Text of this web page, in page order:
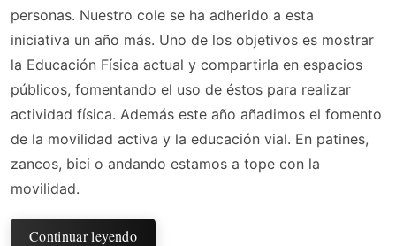
personas. Nuestro cole se ha adherido a esta
iniciativa un año más. Uno de los objetivos es mostrar
la Educación Física actual y compartirla en espacios
públicos, fomentando el uso de éstos para realizar
actividad física. Además este año añadimos el fomento
de la movilidad activa y la educación vial. En patines,
zancos, bici o andando estamos a tope con la
movilidad.
Continuar leyendo